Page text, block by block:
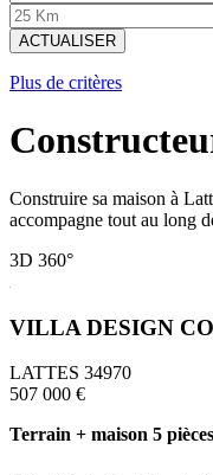
ACTUALISER
Plus de critères
Construire sa maison à
accompagne tout au long
3D 360°
VILLA DESIGN
LATTES 34970
507 000 €
Terrain + maison 5